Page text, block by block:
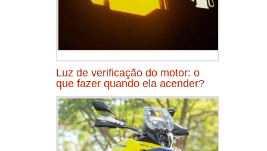
Luz de verificação do motor: o
que fazer quando ela acender?